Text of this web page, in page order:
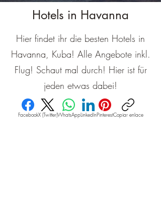
Hotels in Havanna
Hier findet ihr die besten Hotels in
Havanna, Kuba! Alle Angebote inkl.
Flug! Schaut mal durch! Hier ist für
jeden etwas dabei!
FacebookX (Twitter)WhatsAppLinkedInPinterestCopiar enlace